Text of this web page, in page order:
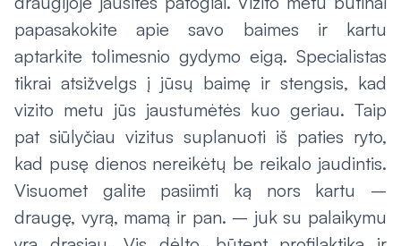
papasakokite apie savo baimes ir kartu
aptarkite tolimesnio gydymo eigą. Specialistas
tikrai atsižvelgs į jūsų baimę ir stengsis, kad
vizito metu jūs jaustumėtės kuo geriau. Taip
pat siūlyčiau vizitus suplanuoti iš paties ryto,
kad pusę dienos nereikėtų be reikalo jaudintis.
Visuomet galite pasiimti ką nors kartu –
draugę, vyrą, mamą ir pan. – juk su palaikymu